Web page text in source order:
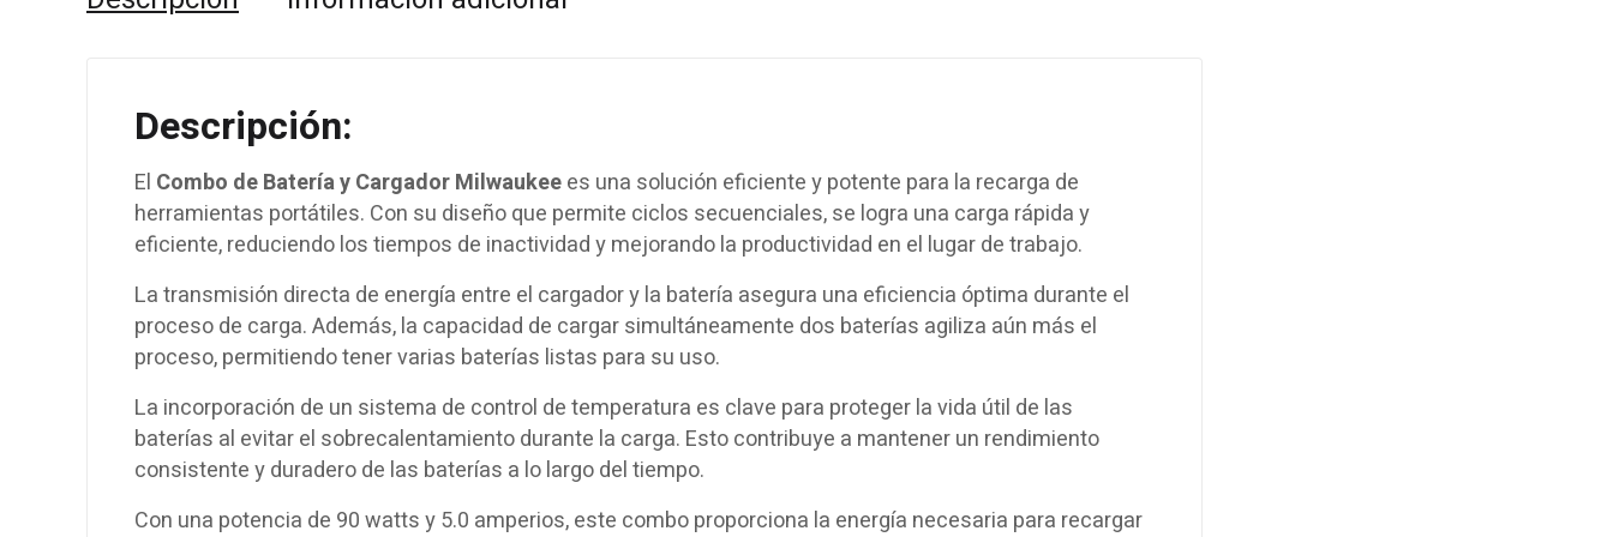
Descripción:
El Combo de Batería y Cargador Milwaukeees una solución eficiente y potente para la recarga de
herramientas portátiles. Con su diseño que permite ciclos secuenciales, se logra una carga rápida y
eficiente, reduciendo los tiempos de inactividad y mejorando la productividad en el lugar de trabajo.
La transmisión directa de energía entre el cargador y la batería asegura una eficiencia óptima durante el
proceso de carga. Además, la capacidad de cargar simultáneamente dos baterías agiliza aún más el
proceso, permitiendo tener varias baterías listas para su uso.
La incorporación de un sistema de control de temperatura es clave para proteger la vida útil de las
baterías al evitar el sobrecalentamiento durante la carga. Esto contribuye a mantener un rendimiento
consistente y duradero de las baterías a lo largo del tiempo.
Con una potencia de 90 watts y 5.0 amperios, este combo proporciona la energía necesaria para recargar